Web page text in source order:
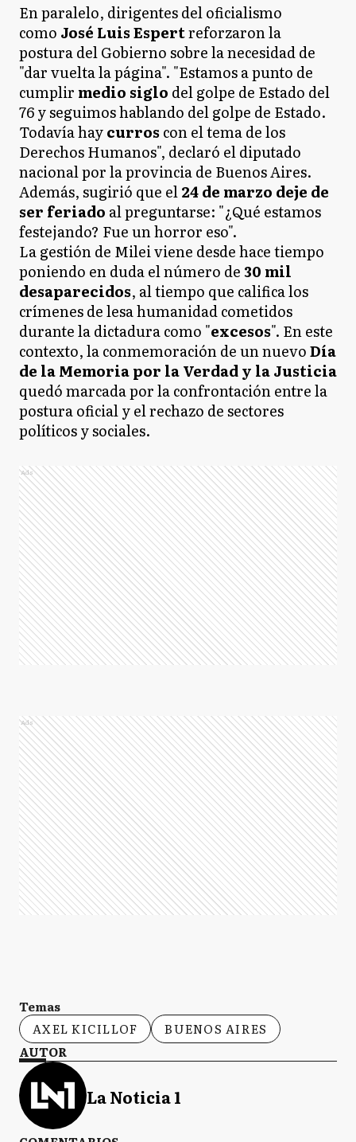
En paralelo, dirigentes del oficialismo
como José Luis Espertreforzaron la
postura del Gobierno sobre la necesidad de
"dar vuelta la página". "Estamos a punto de
cumplir medio siglo del golpe de Estado del
76 y seguimos hablando del golpe de Estado.
Todavía haycurroscon el tema de los
Derechos Humanos", declaró el diputado
nacional por la provincia de Buenos Aires.
Además, sugirió que el24 de marzo deje de
ser feriado al preguntarse: "¿Qué estamos
festejando? Fue un horror eso".
La gestión de Milei viene desde hace tiempo
poniendo en duda el número de30 mil
desaparecidos, al tiempo que califica los
crímenes de lesa humanidad cometidos
durante la dictadura como "excesos". En este
contexto, la conmemoración de un nuevoDía
de la Memoria por la Verdad y la Justicia
quedó marcada por la confrontación entre la
postura oficial y el rechazo de sectores
políticos y sociales.
Ads
Ads
Temas
AXEL KICILLOF
BUENOS AIRES
AUTOR
La Noticia 1